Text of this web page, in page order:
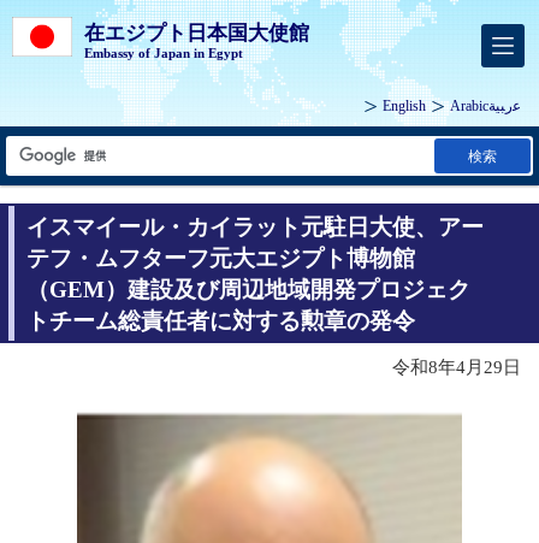
在エジプト日本国大使館
Embassy of Japan in Egypt
English Arabicﻋرﺒﻴﺔ
検索
イスマイール・カイラット元駐日大使、アー
テフ・ムフターフ元大エジプト博物館
（GEM）建設及び周辺地域開発プロジェク
トチーム総責任者に対する勲章の発令
令和8年4月29日